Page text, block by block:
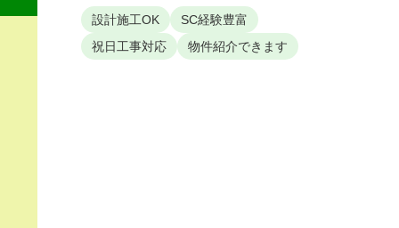
設計施工OK
SC経験豊富
祝日工事対応
物件紹介できます